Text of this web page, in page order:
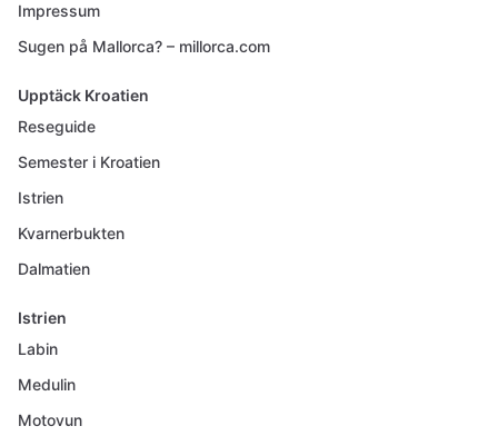
Impressum
Sugen på Mallorca? – millorca.com
Upptäck Kroatien
Reseguide
Semester i Kroatien
Istrien
Kvarnerbukten
Dalmatien
Istrien
Labin
Medulin
Motovun